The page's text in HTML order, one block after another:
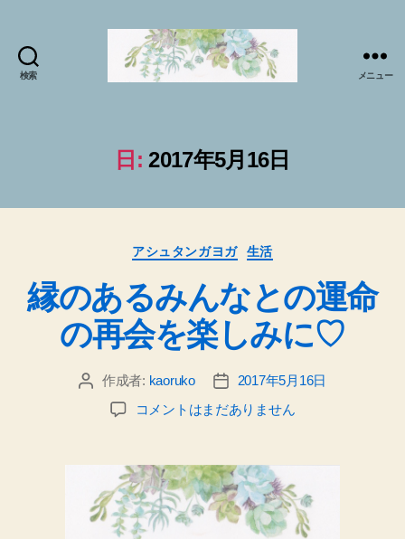
検索
ー
ル
ラ
テ
ス
で
sabai♪
か
お
る
の
_
メニュー
日: 2017年5月16日
カ
ゴ
リ
ー
アシュタンガヨガ 生活
縁のあるみんなとの運命
の再会を楽しみに♡
投 作成者: kaoruko
投
稿
2017年5月16日
縁
る
み
ん
な
コメントはまだありません